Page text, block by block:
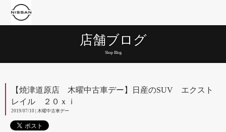
店舗ブログ
Shop Blog
【焼津道原店 木曜中古車デー】日産のSUV エクスト
レイル ２０ｘｉ
2019/07/10 | 木曜中古車デー